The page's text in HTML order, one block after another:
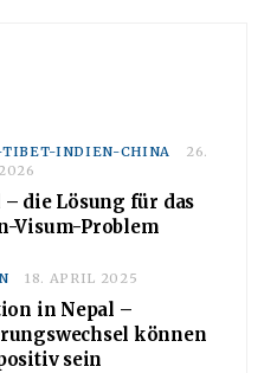
TIBET-INDIEN-CHINA
26.
– die Lösung für das
Visum-Problem
18. APRIL 2025
in Nepal –
können
sein